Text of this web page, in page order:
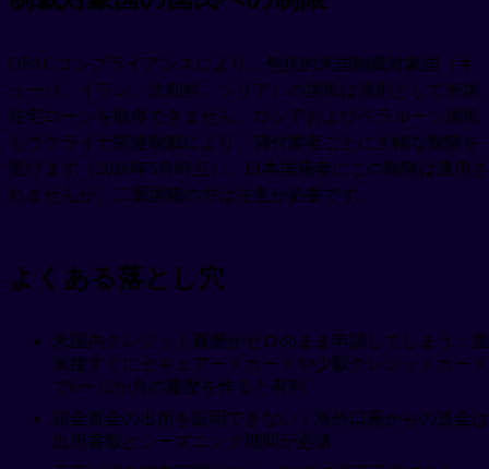
OFACコンプライアンスにより、包括的米国制裁対象国（キ
ューバ、イラン、北朝鮮、シリア）の国民は原則として米国
住宅ローンを取得できません。ロシアおよびベラルーシ国民
もウクライナ関連制裁により、貸付業者ごとに大幅な制限を
受けます（2026年5月時点）。日本国籍者にこの制限は適用さ
れませんが、二重国籍の方は注意が必要です。
よくある落とし穴
米国内クレジット履歴がゼロのまま申請してしまう：渡
米後すぐにセキュアードカードや少額クレジットカード
で6〜12か月の履歴を作ると有利
頭金資金の出所を証明できない：海外口座からの送金は
出所書類とシーズニング期間が必須